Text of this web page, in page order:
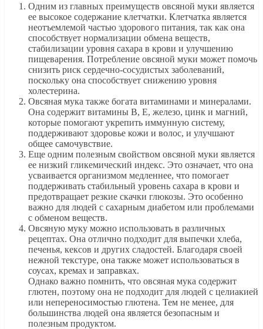
Одним из главных преимуществ овсяной муки является
ее высокое содержание клетчатки. Клетчатка является
неотъемлемой частью здорового питания, так как она
способствует нормализации обмена веществ,
стабилизации уровня сахара в крови и улучшению
пищеварения. Потребление овсяной муки может помочь
снизить риск сердечно-сосудистых заболеваний,
поскольку она способствует снижению уровня
холестерина.
Овсяная мука также богата витаминами и минералами.
Она содержит витамины В, Е, железо, цинк и магний,
которые помогают укрепить иммунную систему,
поддерживают здоровье кожи и волос, и улучшают
общее самочувствие.
Еще одним полезным свойством овсяной муки является
ее низкий гликемический индекс. Это означает, что она
усваивается организмом медленнее, что помогает
поддерживать стабильный уровень сахара в крови и
предотвращает резкие скачки глюкозы. Это особенно
важно для людей с сахарным диабетом или проблемами
с обменом веществ.
Овсяную муку можно использовать в различных
рецептах. Она отлично подходит для выпечки хлеба,
печенья, кексов и других сладостей. Благодаря своей
нежной текстуре, она также может использоваться в
соусах, кремах и заправках.
Однако важно помнить, что овсяная мука содержит
глютен, поэтому она не подходит для людей с целиакией
или непереносимостью глютена. Тем не менее, для
большинства людей она является безопасным и
полезным продуктом.